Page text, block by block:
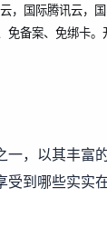
，国际腾讯云，国
免备案、免绑卡。
一，以其丰富
受到哪些实实